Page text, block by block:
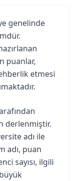
genelinde
puanlar,
etmesi
derlenmiştir.
adı ile
adı, puan
sayısı, ilgili